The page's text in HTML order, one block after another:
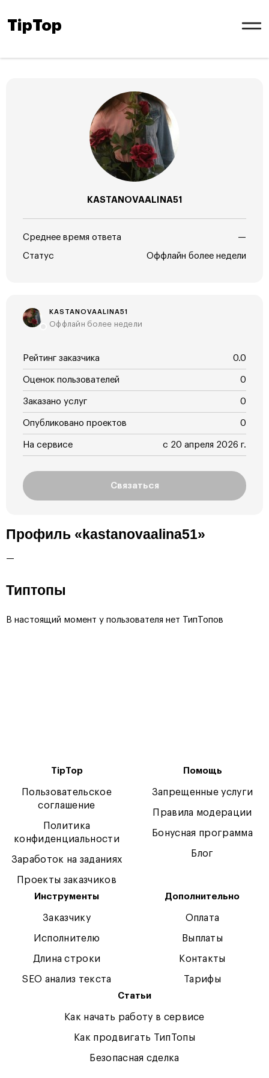
TipTop
KASTANOVAALINA51
Среднее время ответа —
Статус Оффлайн более недели
KASTANOVAALINA51
Оффлайн более недели
Рейтинг заказчика 0.0
Оценок пользователей 0
Заказано услуг 0
Опубликовано проектов 0
На сервисе с 20 апреля 2026 г.
Связаться
Профиль «kastanovaalina51»
—
Типтопы
В настоящий момент у пользователя нет ТипТопов
TipTop
Пользовательское
соглашение
Политика
конфиденциальности
Заработок на заданиях
Проекты заказчиков
Помощь
Запрещенные услуги
Правила модерации
Бонусная программа
Блог
Инструменты
Заказчику
Исполнителю
Длина строки
SEO анализ текста
Дополнительно
Оплата
Выплаты
Контакты
Тарифы
Статьи
Как начать работу в сервисе
Как продвигать ТипТопы
Безопасная сделка